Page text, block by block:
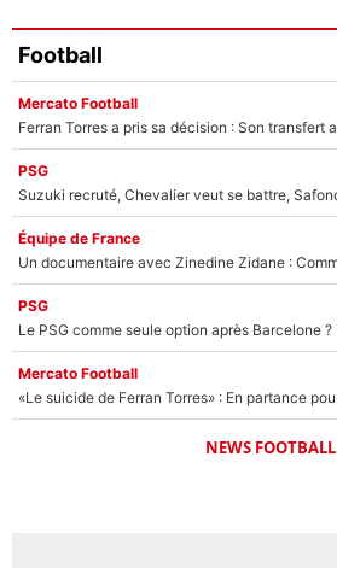
Football
Mercato Football
PSG
Équipe de France
PSG
Mercato Football
NEWS FOOTBALL